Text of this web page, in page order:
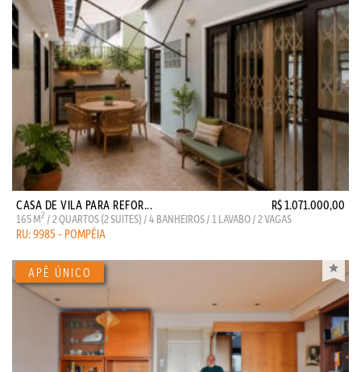
CASA DE VILA PARA REFOR... R$ 1.071.000,00
165 M2 / 2 QUARTOS (2 SUITES) / 4 BANHEIROS / 1 LAVABO / 2 VAGAS
RU: 9985 - POMPÉIA